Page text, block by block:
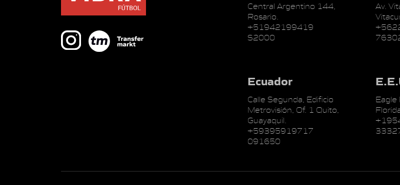
Central Argentino 144,
Rosario.
+51942199419
S2000
Av.
Ecuador
Calle Segunda, Edificio
Metrovisión, Of. 1 Quito,
Guayaquil.
+59395919717
091650
Eagle